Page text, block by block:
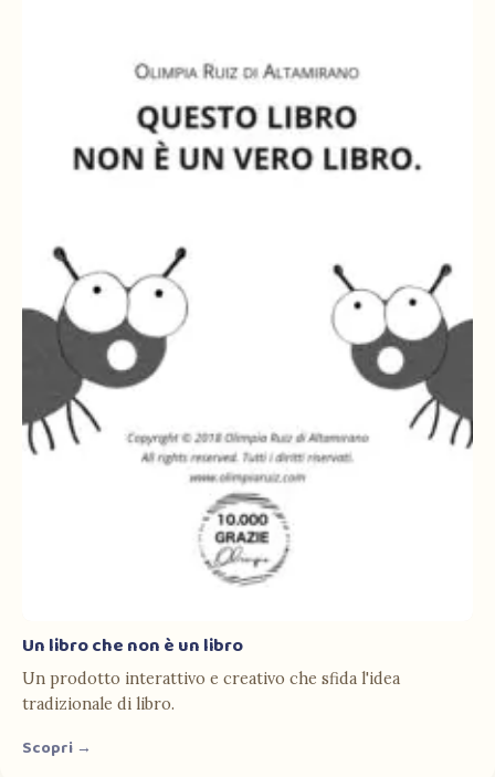
Un libro che non è un libro
Un prodotto interattivo e creativo che sfida l'idea
tradizionale di libro.
Scopri →